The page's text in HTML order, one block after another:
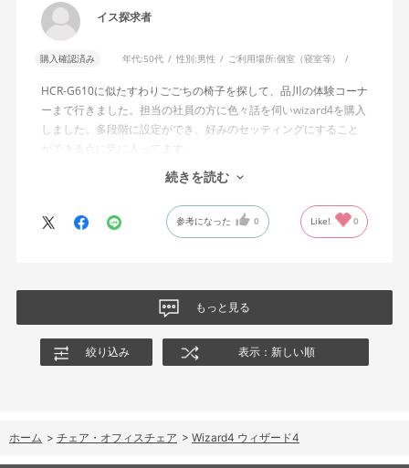
角度でもバランスをとりやすい反力特性に自動調整する機能」と
説明されています。しかし、この機能と、最弱設定でも背もたれ
説明を読んでも理解できませんでした。
問い合わせに対しては、「オートフィットシンクロロッキングの
反力特性を自動調整する機能が働いているため」「Wizard2とは機
構が異なるため、同じ挙動にはならない」との回答をいただきま
強度調整との関係や、最弱設定であっても大きな反力が残る理由
製品自体に不具合があるとは考えていませんが、少なくとも私の
ングの特性や体重による使用感の違いが、より分かりやすく案内
されることを期待します。
イス探求者
購入確認済み 年代:50代 性別:男性 ご利用場所:個室（寝室等）
HCR-G610に似たすわりごごちの椅子を探して、品川の体験コーナ
ーまで行きました。担当の社員の方に色々話を伺いwizard4を購入
しました。多段階に設定ができ、好みのセッティングにすること
ができる点に気に入ってます。
しいて言えば、座面がもう少し硬めが好みに近かったなと思いま
す。座面の硬さまで調節出来る機能が有れば完璧だと思います。
続きを読む
参考になった 0 Like! 0
もっと見る
絞り込み 表示：新しい順
ホーム > チェア・オフィスチェア > Wizard4 ウィザード4